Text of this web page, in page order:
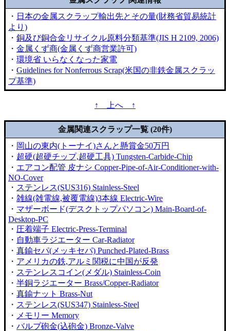
・ 日本の金属スクラップ輸出先とその量(財務省貿易統計
より)
・ 銅及び銅合金リサイクル原料分類基準(JIS H 2109, 2006)
・ 金属くず商(金属くず商営業許可)
・ 環境省 いらなくなった家電
・ Guidelines for Nonferrous Scrap(米国の非鉄金属スクラッ
プ基準)
↑ 上へ ↑
金属関連スクラップ一覧 (20件)
・ 岡山の東内(トーナイ)さんと懸賞金50万円
・ 超硬(超硬チップ,超硬工具) Tungsten-Carbide-Chip
・ エアコン配管 皮ナシ Copper-Pipe-of-Air-Conditioner-with-
NO-Cover
・ ステンレス(SUS316) Stainless-Steel
・ 雑線(雑電線,被覆電線)3本線 Electric-Wire
・ マザーボード(デスクトップパソコン) Main-Board-of-
Desktop-PC
・ 圧着端子 Electric-Press-Terminal
・ 自動車ラジエーター Car-Radiator
・ 真鍮セパ(メッキセパ) Punched-Plated-Brass
・ アメリカの鉄,アルミ関税に中国が反発
・ ステンレスコイン(メダル) Stainless-Coin
・ 半銅ラジエーター Brass/Copper-Radiator
・ 真鍮ナット Brass-Nut
・ ステンレス(SUS347) Stainless-Steel
・ メモリー Memory
・ バルブ砲金(込砲金) Bronze-Valve